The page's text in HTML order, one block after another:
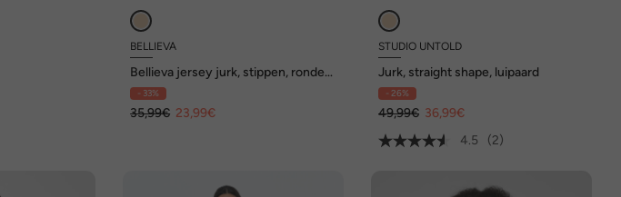
BELLIEVA
Bellieva jersey jurk, stippen, ronde
hals, korte mouwen
- 33%
35,99€ 23,99€
STUDIO UNTOLD
Jurk, straight shape, luipaard
- 26%
49,99€ 36,99€
4.5
(2)